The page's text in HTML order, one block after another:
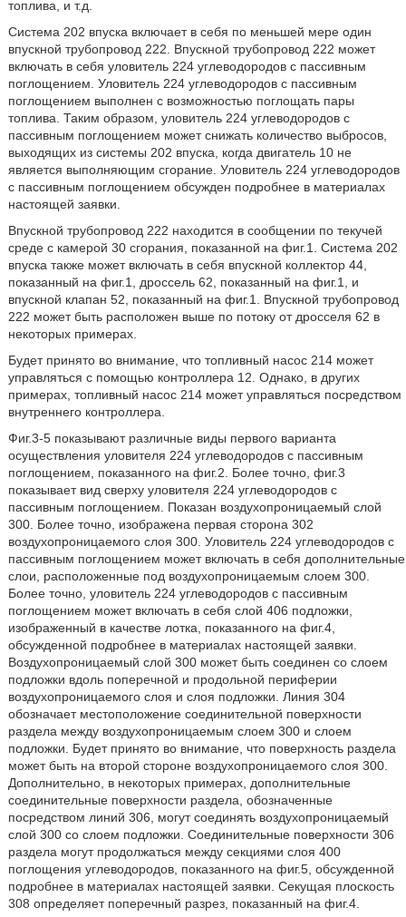
топлива, и т.д.
Система 202 впуска включает в себя по меньшей мере один
впускной трубопровод 222. Впускной трубопровод 222 может
включать в себя уловитель 224 углеводородов с пассивным
поглощением. Уловитель 224 углеводородов с пассивным
поглощением выполнен с возможностью поглощать пары
топлива. Таким образом, уловитель 224 углеводородов с
пассивным поглощением может снижать количество выбросов,
выходящих из системы 202 впуска, когда двигатель 10 не
является выполняющим сгорание. Уловитель 224 углеводородов
с пассивным поглощением обсужден подробнее в материалах
настоящей заявки.
Впускной трубопровод 222 находится в сообщении по текучей
среде с камерой 30 сгорания, показанной на фиг.1. Система 202
впуска также может включать в себя впускной коллектор 44,
показанный на фиг.1, дроссель 62, показанный на фиг.1, и
впускной клапан 52, показанный на фиг.1. Впускной трубопровод
222 может быть расположен выше по потоку от дросселя 62 в
некоторых примерах.
Будет принято во внимание, что топливный насос 214 может
управляться с помощью контроллера 12. Однако, в других
примерах, топливный насос 214 может управляться посредством
внутреннего контроллера.
Фиг.3-5 показывают различные виды первого варианта
осуществления уловителя 224 углеводородов с пассивным
поглощением, показанного на фиг.2. Более точно, фиг.3
показывает вид сверху уловителя 224 углеводородов с
пассивным поглощением. Показан воздухопроницаемый слой
300. Более точно, изображена первая сторона 302
воздухопроницаемого слоя 300. Уловитель 224 углеводородов с
пассивным поглощением может включать в себя дополнительные
слои, расположенные под воздухопроницаемым слоем 300.
Более точно, уловитель 224 углеводородов с пассивным
поглощением может включать в себя слой 406 подложки,
изображенный в качестве лотка, показанного на фиг.4,
обсужденной подробнее в материалах настоящей заявки.
Воздухопроницаемый слой 300 может быть соединен со слоем
подложки вдоль поперечной и продольной периферии
воздухопроницаемого слоя и слоя подложки. Линия 304
обозначает местоположение соединительной поверхности
раздела между воздухопроницаемым слоем 300 и слоем
подложки. Будет принято во внимание, что поверхность раздела
может быть на второй стороне воздухопроницаемого слоя 300.
Дополнительно, в некоторых примерах, дополнительные
соединительные поверхности раздела, обозначенные
посредством линий 306, могут соединять воздухопроницаемый
слой 300 со слоем подложки. Соединительные поверхности 306
раздела могут продолжаться между секциями слоя 400
поглощения углеводородов, показанного на фиг.5, обсужденной
подробнее в материалах настоящей заявки. Секущая плоскость
308 определяет поперечный разрез, показанный на фиг.4.